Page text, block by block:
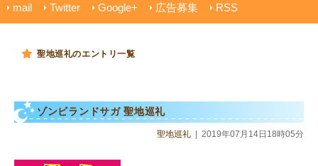
mail
Twitter Google+ 広告募集 RSS
聖地巡礼のエントリ一覧
ゾンビランドサガ 聖地巡礼
聖地巡礼 | 2019年07月14日18時05分